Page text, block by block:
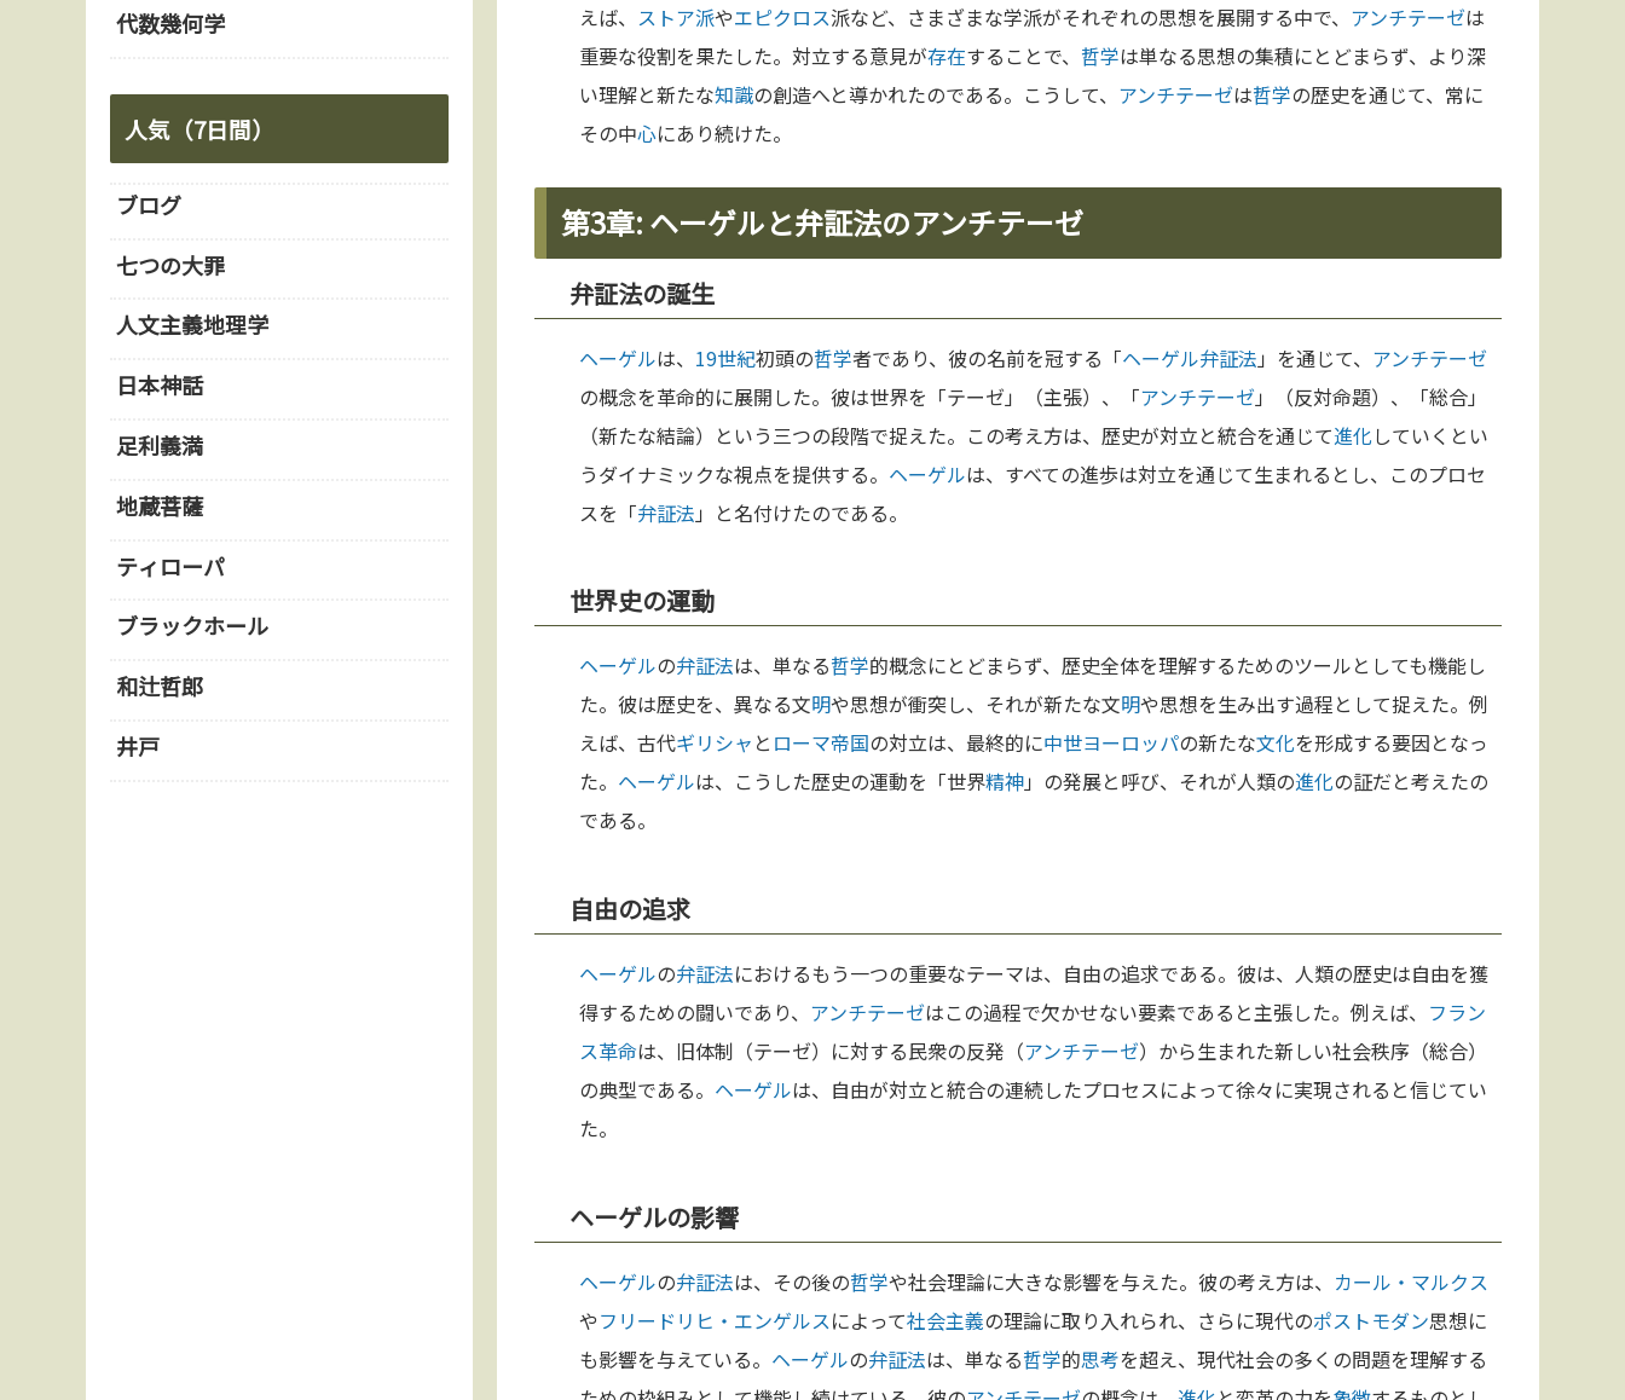
えば、 ストア派やエピクロス派など、さまざまな学派がそれぞれの思想を展開する中で、 アンチテーゼは
重要な役割を果たした。対立する意見が存在することで、 哲学は単なる思想の集積にとどまらず、より深
い理解と新たな知識の創造へと導かれたのである。こうして、 アンチテーゼは哲学の歴史を通じて、常に
その中心にあり続けた。
第3章: ヘーゲルと弁証法のアンチテーゼ
弁証法の誕生
ヘーゲルは、 19世紀初頭の哲学者であり、彼の名前を冠する「ヘーゲル弁証法 」を通じて、 アンチテーゼ
の概念を革命的に展開した。彼は世界を「テーゼ」（主張）、「アンチテーゼ 」（反対命題）、「総合」
（新たな結論）という三つの段階で捉えた。この考え方は、歴史が対立と統合を通じて進化していくとい
うダイナミックな視点を提供する。 ヘーゲルは、すべての進歩は対立を通じて生まれるとし、このプロセ
スを「弁証法 」と名付けたのである。
世界史の運動
ヘーゲルの弁証法は、単なる哲学的概念にとどまらず、歴史全体を理解するためのツールとしても機能し
た。彼は歴史を、異なる文明や思想が衝突し、それが新たな文明や思想を生み出す過程として捉えた。例
えば、古代ギリシャ と ローマ帝国の対立は、最終的に中世ヨーロッパの新たな文化を形成する要因となっ
た。 ヘーゲルは、こうした歴史の運動を「世界精神」の発展と呼び、それが人類の進化の証だと考えたの
である。
自由の追求
ヘーゲルの弁証法におけるもう一つの重要なテーマは、自由の追求である。彼は、人類の歴史は自由を獲
得するための闘いであり、 アンチテーゼはこの過程で欠かせない要素であると主張した。例えば、 フラン
ス革命は、旧体制（テーゼ）に対する民衆の反発（アンチテーゼ）から生まれた新しい社会秩序（総合）
の典型である。 ヘーゲルは、自由が対立と統合の連続したプロセスによって徐々に実現されると信じてい
た。
ヘーゲルの影響
ヘーゲルの弁証法は、その後の哲学や社会理論に大きな影響を与えた。彼の考え方は、 カール・マルクス
やフリードリヒ・エンゲルスによって社会主義の理論に取り入れられ、さらに現代のポストモダン思想に
も影響を与えている。 ヘーゲルの弁証法は、単なる哲学的思考を超え、現代社会の多くの問題を理解する
代数幾何学
人気（7日間）
ブログ
七つの大罪
人文主義地理学
日本神話
足利義満
地蔵菩薩
ティローパ
ブラックホール
和辻哲郎
井戸